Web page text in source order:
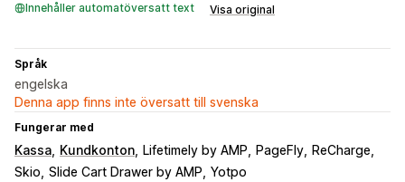
Innehåller automatöversatt text Visa original
Språk
engelska
Denna app finns inte översatt till svenska
Fungerar med
Kassa Kundkonton Lifetimely by AMP PageFly
ReCharge
Skio Slide Cart Drawer by AMP Yotpo